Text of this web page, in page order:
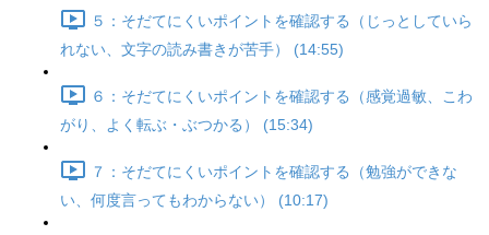
５：そだてにくいポイントを確認する（じっとしていら
れない、文字の読み書きが苦手） (14:55)
６：そだてにくいポイントを確認する（感覚過敏、こわ
がり、よく転ぶ・ぶつかる） (15:34)
７：そだてにくいポイントを確認する（勉強ができな
い、何度言ってもわからない） (10:17)